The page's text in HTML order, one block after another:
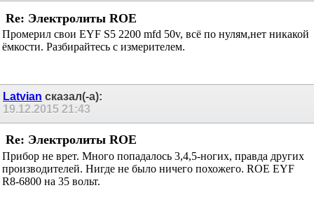
Re: Электролиты ROE
Промерил свои EYF S5 2200 mfd 50v, всё по нулям,нет никакой
ёмкости. Разбирайтесь с измерителем.
Latvianсказал(-а):
19.12.2015
Re: Электролиты ROE
Прибор не врет. Много попадалось 3,4,5-ногих, правда других
производителей. Нигде не было ничего похожего. ROE EYF
R8-6800 на 35 вольт.